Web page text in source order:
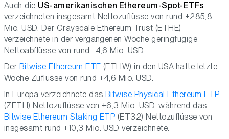
Auch die US-amerikanischen Ethereum-Spot-ETFs
verzeichneten insgesamt Nettozuflüsse von rund +285,8
Mio. USD. Der Grayscale Ethereum Trust (ETHE)
verzeichnete in der vergangenen Woche geringfügige
Nettoabflüsse von rund -4,6 Mio. USD.
Der Bitwise Ethereum ETF (ETHW) in den USA hatte letzte
Woche Zuflüsse von rund +4,6 Mio. USD.
In Europa verzeichnete das Bitwise Physical Ethereum ETP
(ZETH) Nettozuflüsse von +6,3 Mio. USD, während das
Bitwise Ethereum Staking ETP (ET32) Nettozuflüsse von
insgesamt rund +10,3 Mio. USD verzeichnete.